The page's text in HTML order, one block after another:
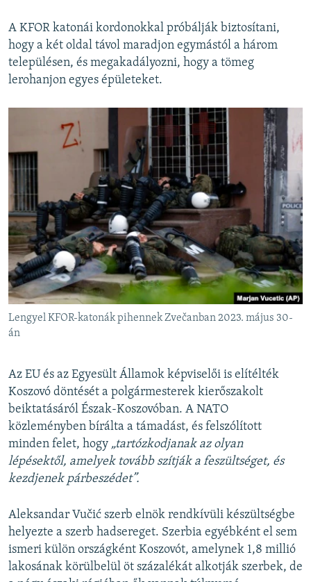
A KFOR katonái kordonokkal próbálják biztosítani,
hogy a két oldal távol maradjon egymástól a három
településen, és megakadályozni, hogy a tömeg
lerohanjon egyes épületeket.
Lengyel KFOR-katonák pihennek Zvečanban 2023. május 30-
án
Az EU és az Egyesült Államok képviselői is elítélték
Koszovó döntését a polgármesterek kierőszakolt
beiktatásáról Észak-Koszovóban. A NATO
közleményben bírálta a támadást, és felszólított
minden felet, hogy „tartózkodjanak az olyan
lépésektől, amelyek tovább szítják a feszültséget, és
kezdjenek párbeszédet”.
Aleksandar Vučić szerb elnök rendkívüli készültségbe
helyezte a szerb hadsereget. Szerbia egyébként el sem
ismeri külön országként Koszovót, amelynek 1,8 millió
lakosának körülbelül öt százalékát alkotják szerbek, de